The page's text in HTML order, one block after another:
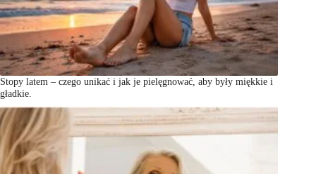
Stopy latem – czego unikać i jak je pielęgnować, aby były miękkie i
gładkie.